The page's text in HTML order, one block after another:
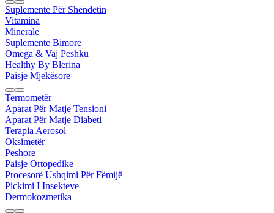
Suplemente Për Shëndetin
Vitamina
Minerale
Suplemente Bimore
Omega & Vaj Peshku
Healthy By Blerina
Paisje Mjekësore
Termometër
Aparat Për Matje Tensioni
Aparat Për Matje Diabeti
Terapia Aerosol
Oksimetër
Peshore
Paisje Ortopedike
Procesorë Ushqimi Për Fëmijë
Pickimi I Insekteve
Dermokozmetika